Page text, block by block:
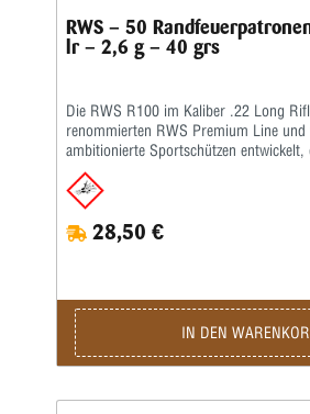
RWS – 50
lr – 2,6 g – 40 grs
Die RWS R100 im Kaliber .22 Long
renommierten RWS Premium Line
ambitionierte Sportschützen
Präzision und maximale Schussleistung
Wettkampf oder beim anspruchsvollen
R100 überzeugt mit außergewöhnlicher
hervorragender Konstanz und engsten
Premium-Matchpatrone genießt die
Dank ihrer hohen
Überschallbereich eignet sie sich
Gewehrdisziplinen auf 50 und 100
Premium Line steht seit Jahrzehnten
Fertigungsstandards produziert, für die
28,50 €
IN DEN